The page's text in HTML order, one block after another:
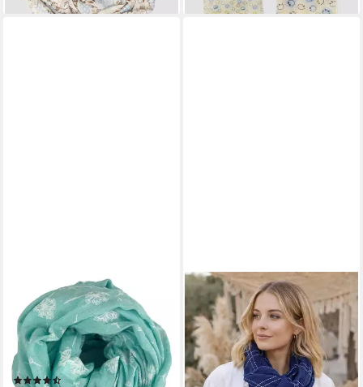
TASCHEN4LIFE
Loop Damen Sommer Schal
SS-731 mit Pusteblumen
print, Trend Muster, Farbwahl,
Tücher & Schals
(24)
ELLA JONTE
Modeschal, im Boho Ibiza
Style mit weißen Ziernähten
und Quasten
14,95 €
lieferbar - in 2-3 Werktagen bei dir